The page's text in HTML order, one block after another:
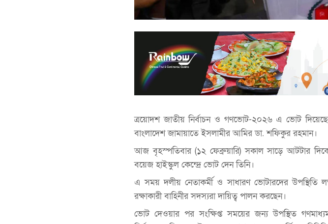
ত্রয়োদশ জাতীয় নির্বাচন ও গণভোট-২০২৬ এ ভোট
বাংলাদেশ জামায়াতে ইসলামীর আমির ডা. শফিকুর রহমান।
আজ বৃহস্পতিবার (১২ ফেব্রুয়ারি) সকাল সাড়ে আটটার
বয়েজ হাইস্কুল কেন্দ্রে ভোট দেন তিনি।
এ সময় দলীয় নেতাকর্মী ও সাধারণ ভোটারদের উপস্থিতি
রক্ষাকারী বাহিনীর সদস্যরা দায়িত্ব পালন করছেন।
ভোট দেওয়ার পর সংক্ষিপ্ত সময়ের জন্য উপস্থিত